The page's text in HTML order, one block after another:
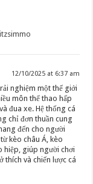
12/10/2025 at 6:37 am
nghiệm một thế giới
môn thể thao hấp
đua xe. Hệ thống cá
chỉ đơn thuần cung
đến cho người
kèo châu Á, kèo
hiệp, giúp người chơi
thích và chiến lược cá